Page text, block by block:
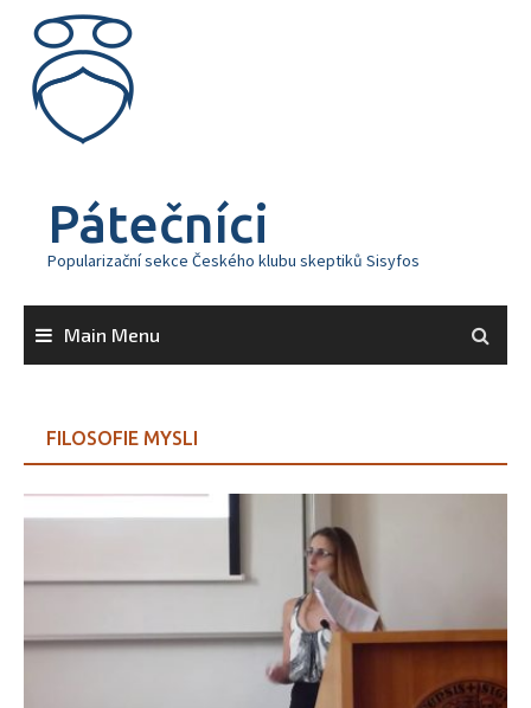
content
Pátečníci
Popularizační sekce Českého klubu skeptiků Sisyfos
Main Menu
FILOSOFIE MYSLI